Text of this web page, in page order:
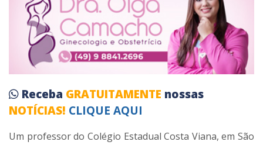
Receba GRATUITAMENTE nossas
NOTÍCIAS! CLIQUE AQUI
Um professor do Colégio Estadual Costa Viana, em São